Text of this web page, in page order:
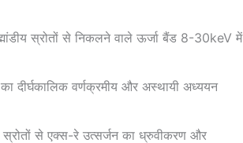
स्रोतों से निकलने वाले ऊर्जा बैंड 8-30keV में
दीर्घकालिक वर्णक्रमीय और अस्थायी अध्ययन
स्रोतों से एक्स-रे उत्सर्जन का ध्रुवीकरण और